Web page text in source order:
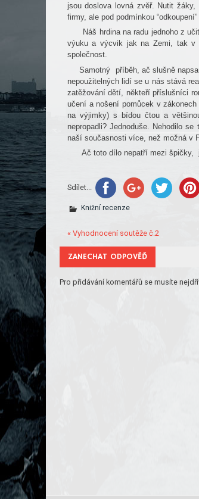
jsou doslova lovná zvěř. Nutit
firmy, ale pod podmínkou
Náš hrdina na radu jednoho z
výuku a výcvik jak na Zemi, tak v
společnost.
Samotný příběh, ač slušně
nepoužitelných lidí se u nás stává
zatěžování dětí, někteří příslušníci
učení a nošení pomůcek v
na výjimky) s bídou čtou a
nepropadli? Jednoduše. Nehodilo
naší současnosti více, než možná v
Ač toto dílo nepatří mezi špičky,
Sdílet...
Knižní recenze
« Vyhodnocení soutěže č.2
ZANECHAT ODPOVĚĎ
Pro přidávání komentářů se musíte